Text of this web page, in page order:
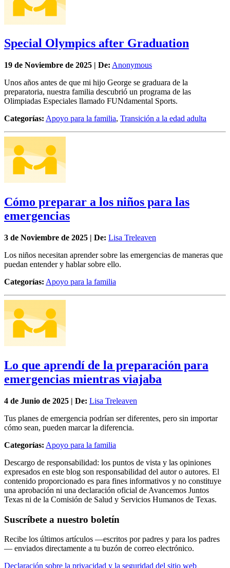
Special Olympics after Graduation
19 de Noviembre de 2025 | De: Anonymous
Unos años antes de que mi hijo George se graduara de la
preparatoria, nuestra familia descubrió un programa de las
Olimpiadas Especiales llamado FUNdamental Sports.
Categorías: Apoyo para la familia, Transición a la edad adulta
Cómo preparar a los niños para las
emergencias
3 de Noviembre de 2025 | De: Lisa Treleaven
Los niños necesitan aprender sobre las emergencias de maneras que
puedan entender y hablar sobre ello.
Categorías: Apoyo para la familia
Lo que aprendí de la preparación para
emergencias mientras viajaba
4 de Junio de 2025 | De: Lisa Treleaven
Tus planes de emergencia podrían ser diferentes, pero sin importar
cómo sean, pueden marcar la diferencia.
Categorías: Apoyo para la familia
Descargo de responsabilidad: los puntos de vista y las opiniones
expresados en este blog son responsabilidad del autor o autores. El
contenido proporcionado es para fines informativos y no constituye
una aprobación ni una declaración oficial de Avancemos Juntos
Texas ni de la Comisión de Salud y Servicios Humanos de Texas.
Suscríbete a nuestro boletín
Recibe los últimos artículos —escritos por padres y para los padres
— enviados directamente a tu buzón de correo electrónico.
Declaración sobre la privacidad y la seguridad del sitio web